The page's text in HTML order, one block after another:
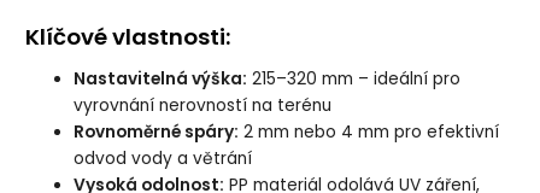
Klíčové vlastnosti:
Nastavitelná výška: 215–320 mm – ideální pro
vyrovnání nerovností na terénu
Rovnoměrné spáry: 2 mm nebo 4 mm pro efektivní
odvod vody a větrání
Vysoká odolnost: PP materiál odolává UV záření,